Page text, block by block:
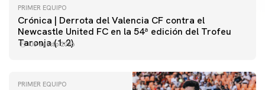
PRIMER EQUIPO
Crónica | Derrota del Valencia CF contra el
Newcastle United FC en la 54ª edición del Trofeu
Taronja (1-2)
08 agosto 2026
PRIMER EQUIPO